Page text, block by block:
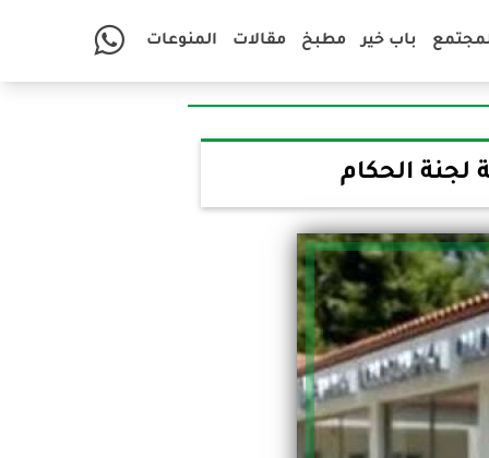
باب خير مطبخ مقالات المنوعات
لجنة الحكام